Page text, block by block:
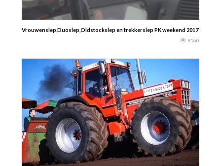
Vrouwenslep,Duoslep,Oldstockslep en trekkerslep PK weekend 2017
9160